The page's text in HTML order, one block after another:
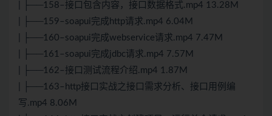
| ├──158–接口包含内容，接口数据格式.mp4 13.28M
| ├──159–soapui完成http请求.mp4 6.04M
| ├──160–soapui完成webservice请求.mp4 7.47M
| ├──161–soapui完成jdbc请求.mp4 7.57M
| ├──162–接口测试流程介绍.mp4 1.87M
| ├──163–http接口实战之接口需求分析、接口用例编
写.mp4 8.06M